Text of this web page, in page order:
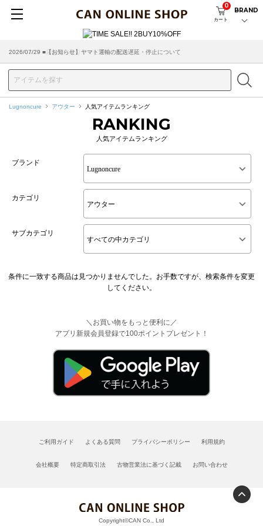
カート
0
BRAND
2026/07/29 ■【お知らせ】ヤマト運輸の配送遅延・停止について
2026/03/18 ■店舗受け取りサービスのご案内
Lugnoncure アウター 人気アイテムランキング
RANKING
人気アイテムランキング
ブランド
カテゴリ
サブカテゴリ
条件に一致する商品は見つかりませんでした。お手数ですが、検索条件を変更
してください。
＼お買い物をもっと便利に／
アプリ新規会員登録で100ポイントプレゼント！
ご利用ガイド よくある質問 プライバシーポリシー 利用規約
会社概要 特定商取引法 古物営業法に基づく記載 お問い合わせ
Copyright©CAN Co., Ltd